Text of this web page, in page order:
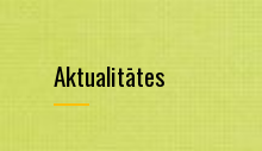
Aktualitātes